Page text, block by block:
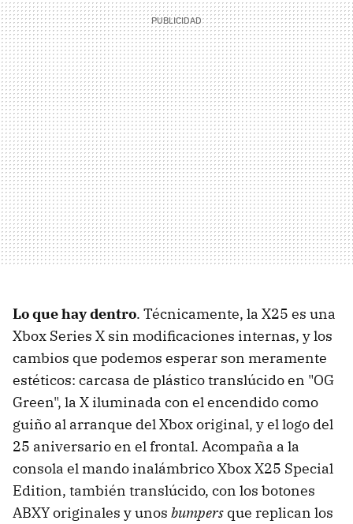
Lo que hay dentro. Técnicamente, la X25 es una
Xbox Series X sin modificaciones internas, y los
cambios que podemos esperar son meramente
estéticos: carcasa de plástico translúcido en "OG
Green", la X iluminada con el encendido como
guiño al arranque del Xbox original, y el logo del
25 aniversario en el frontal. Acompaña a la
consola el mando inalámbrico Xbox X25 Special
Edition, también translúcido, con los botones
ABXY originales y unos bumpers que replican los